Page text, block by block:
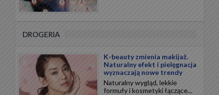
DROGERIA
K-beauty zmienia makijaż.
Naturalny efekt i pielęgnacja
wyznaczają nowe trendy
Naturalny wygląd, lekkie
formuły i kosmetyki łączące...